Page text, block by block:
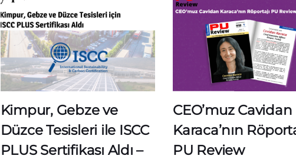
Kimpur, Gebze ve
Düzce Tesisleri ile ISCC
PLUS Sertifikası Aldı –
CEO’muz Cavidan
Karaca’nın
PU Review